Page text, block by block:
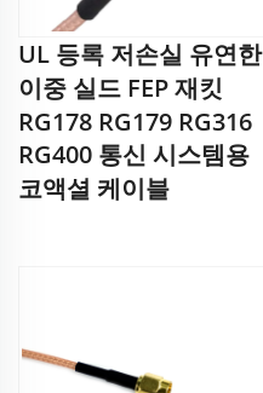
UL 등록 저손실 유연한
이중 실드 FEP 재킷
RG178 RG179 RG316
RG400 통신 시스템용
코액셜 케이블